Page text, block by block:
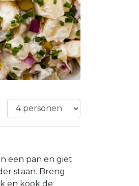
een pan en giet
staan. Breng
en kook de